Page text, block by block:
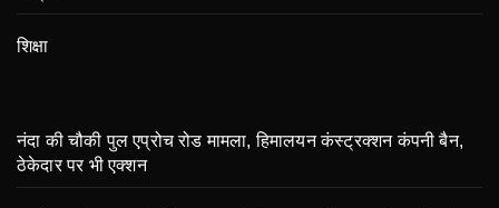
शिक्षा
नंदा की चौकी पुल एप्रोच रोड मामला, हिमालयन कंस्ट्रक्शन कंपनी बैन,
ठेकेदार पर भी एक्शन